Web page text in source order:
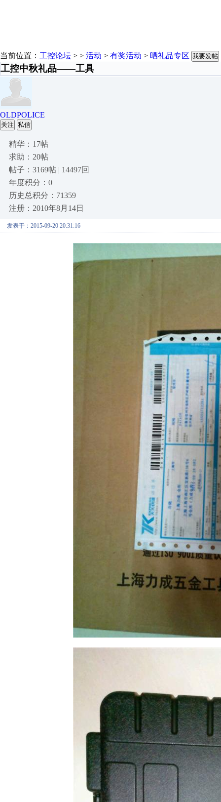
当前位置： 工控论坛 > > 活动 > 有奖活动 > 晒礼品专区 我要发帖
工控中秋礼品——工具
OLDPOLICE
关注 私信
精华：17帖
求助：20帖
帖子：3169帖 | 14497回
年度积分：0
历史总积分：71359
注册：2010年8月14日
发表于：2015-09-20 20:31:16